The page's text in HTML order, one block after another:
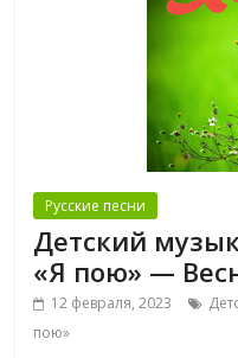
Русские песни
Детский
«Я пою» —
12 февраля, 2023
пою»